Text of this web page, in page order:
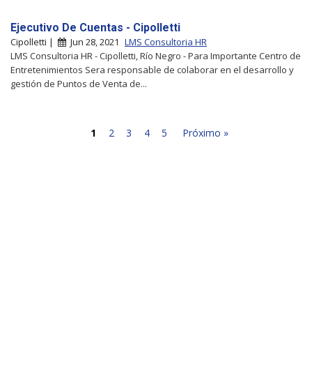
Ejecutivo De Cuentas - Cipolletti
Cipolletti | Jun 28, 2021 LMS Consultoria HR
LMS Consultoria HR - Cipolletti, Río Negro - Para Importante Centro de
Entretenimientos Sera responsable de colaborar en el desarrollo y
gestión de Puntos de Venta de...
1 2 3 4 5 Próximo »